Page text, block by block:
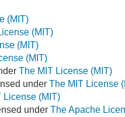
(MIT)
(MIT)
(MIT)
(MIT)
The MIT License (MIT)
underThe MIT License
License (MIT)
underThe Apache